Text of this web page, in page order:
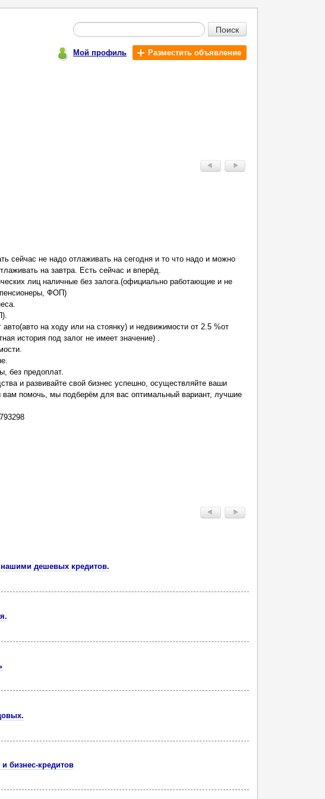
Поиск
Мой профиль Разместить объявление
сейчас не надо отлаживать на сегодня и то что надо и можно
на завтра. Есть сейчас и вперёд.
лиц наличные без залога.(официально работающие и не
ФОП)
на ходу или на стоянку) и недвижимости от 2.5 %от
история под залог не имеет значение) .
без предоплат.
и развивайте свой бизнес успешно, осуществляйте ваши
помочь, мы подберём для вас оптимальный вариант, лучшие
дешевых кредитов.
бизнес-кредитов